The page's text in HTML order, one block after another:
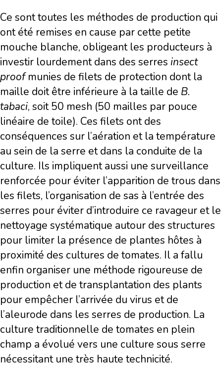
Ce sont toutes les méthodes de production qui
ont été remises en cause par cette petite
mouche blanche, obligeant les producteurs à
investir lourdement dans des serres insect
proofmunies de filets de protection dont la
maille doit être inférieure à la taille de B.
tabaci, soit 50 mesh (50 mailles par pouce
linéaire de toile). Ces filets ont des
conséquences sur l’aération et la température
au sein de la serre et dans la conduite de la
culture. Ils impliquent aussi une surveillance
renforcée pour éviter l’apparition de trous dans
les filets, l’organisation de sas à l’entrée des
serres pour éviter d’introduire ce ravageur et le
nettoyage systématique autour des structures
pour limiter la présence de plantes hôtes à
proximité des cultures de tomates. Il a fallu
enfin organiser une méthode rigoureuse de
production et de transplantation des plants
pour empêcher l’arrivée du virus et de
l’aleurode dans les serres de production. La
culture traditionnelle de tomates en plein
champ a évolué vers une culture sous serre
nécessitant une très haute technicité.